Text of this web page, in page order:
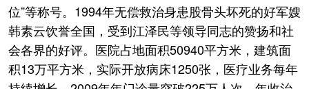
位”等称号。1994年无偿救治身患股骨头坏死的好军嫂
韩素云饮誉全国，受到江泽民等领导同志的赞扬和社
会各界的好评。医院占地面积50940平方米，建筑面
积13万平方米，实际开放病床1250张，医疗业务每年